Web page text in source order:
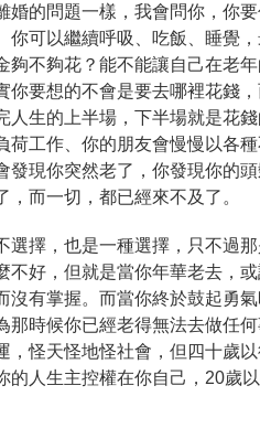
婚的問題一樣，我會問你，你
你可以繼續呼吸、吃飯、睡覺
夠不夠花？能不能讓自己在老
你要想的不會是要去哪裡花錢
人生的上半場，下半場就是花
荷工作、你的朋友會慢慢以各
發現你突然老了，你發現你的
，而一切，都已經來不及了。
選擇，也是一種選擇，只不過
不好，但就是當你年華老去，
沒有掌握。而當你終於鼓起勇
那時候你已經老得無法去做任
，怪天怪地怪社會，但四十歲
的人生主控權在你自己，20歲